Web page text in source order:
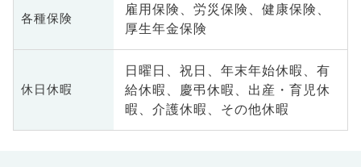
各種保険
雇用保険、労災保険、健康保険、
厚生年金保険
休日休暇
日曜日、祝日、年末年始休暇、有
給休暇、慶弔休暇、出産・育児休
暇、介護休暇、その他休暇